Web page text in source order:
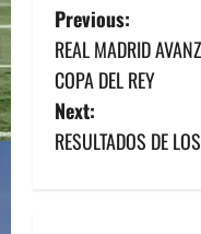
P
o
s
t
Previous:
REAL MADRID
COPA DEL REY
Next:
RESULTADOS DE